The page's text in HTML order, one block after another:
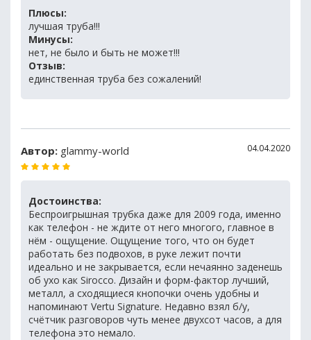
Плюсы:
лучшая труба!!!
Минусы:
нет, не было и быть не может!!!
Отзыв:
единственная труба без сожалений!
Автор: glammy-world 04.04.2020
Достоинства:
Беспроигрышная трубка даже для 2009 года, именно
как телефон - не ждите от него многого, главное в
нём - ощущение. Ощущение того, что он будет
работать без подвохов, в руке лежит почти
идеально и не закрывается, если нечаянно заденешь
об ухо как Sirocco. Дизайн и форм-фактор лучший,
металл, а сходящиеся кнопочки очень удобны и
напоминают Vertu Signature. Недавно взял б/у,
счётчик разговоров чуть менее двухсот часов, а для
телефона это немало.